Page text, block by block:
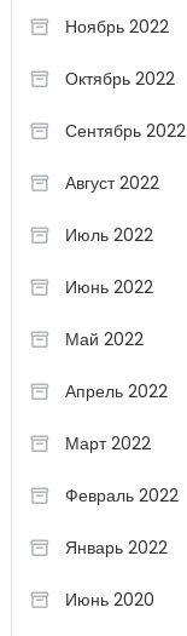
Ноябрь 2022
Октябрь 2022
Сентябрь 2022
Август 2022
Июль 2022
Июнь 2022
Май 2022
Апрель 2022
Март 2022
Февраль 2022
Январь 2022
Июнь 2020